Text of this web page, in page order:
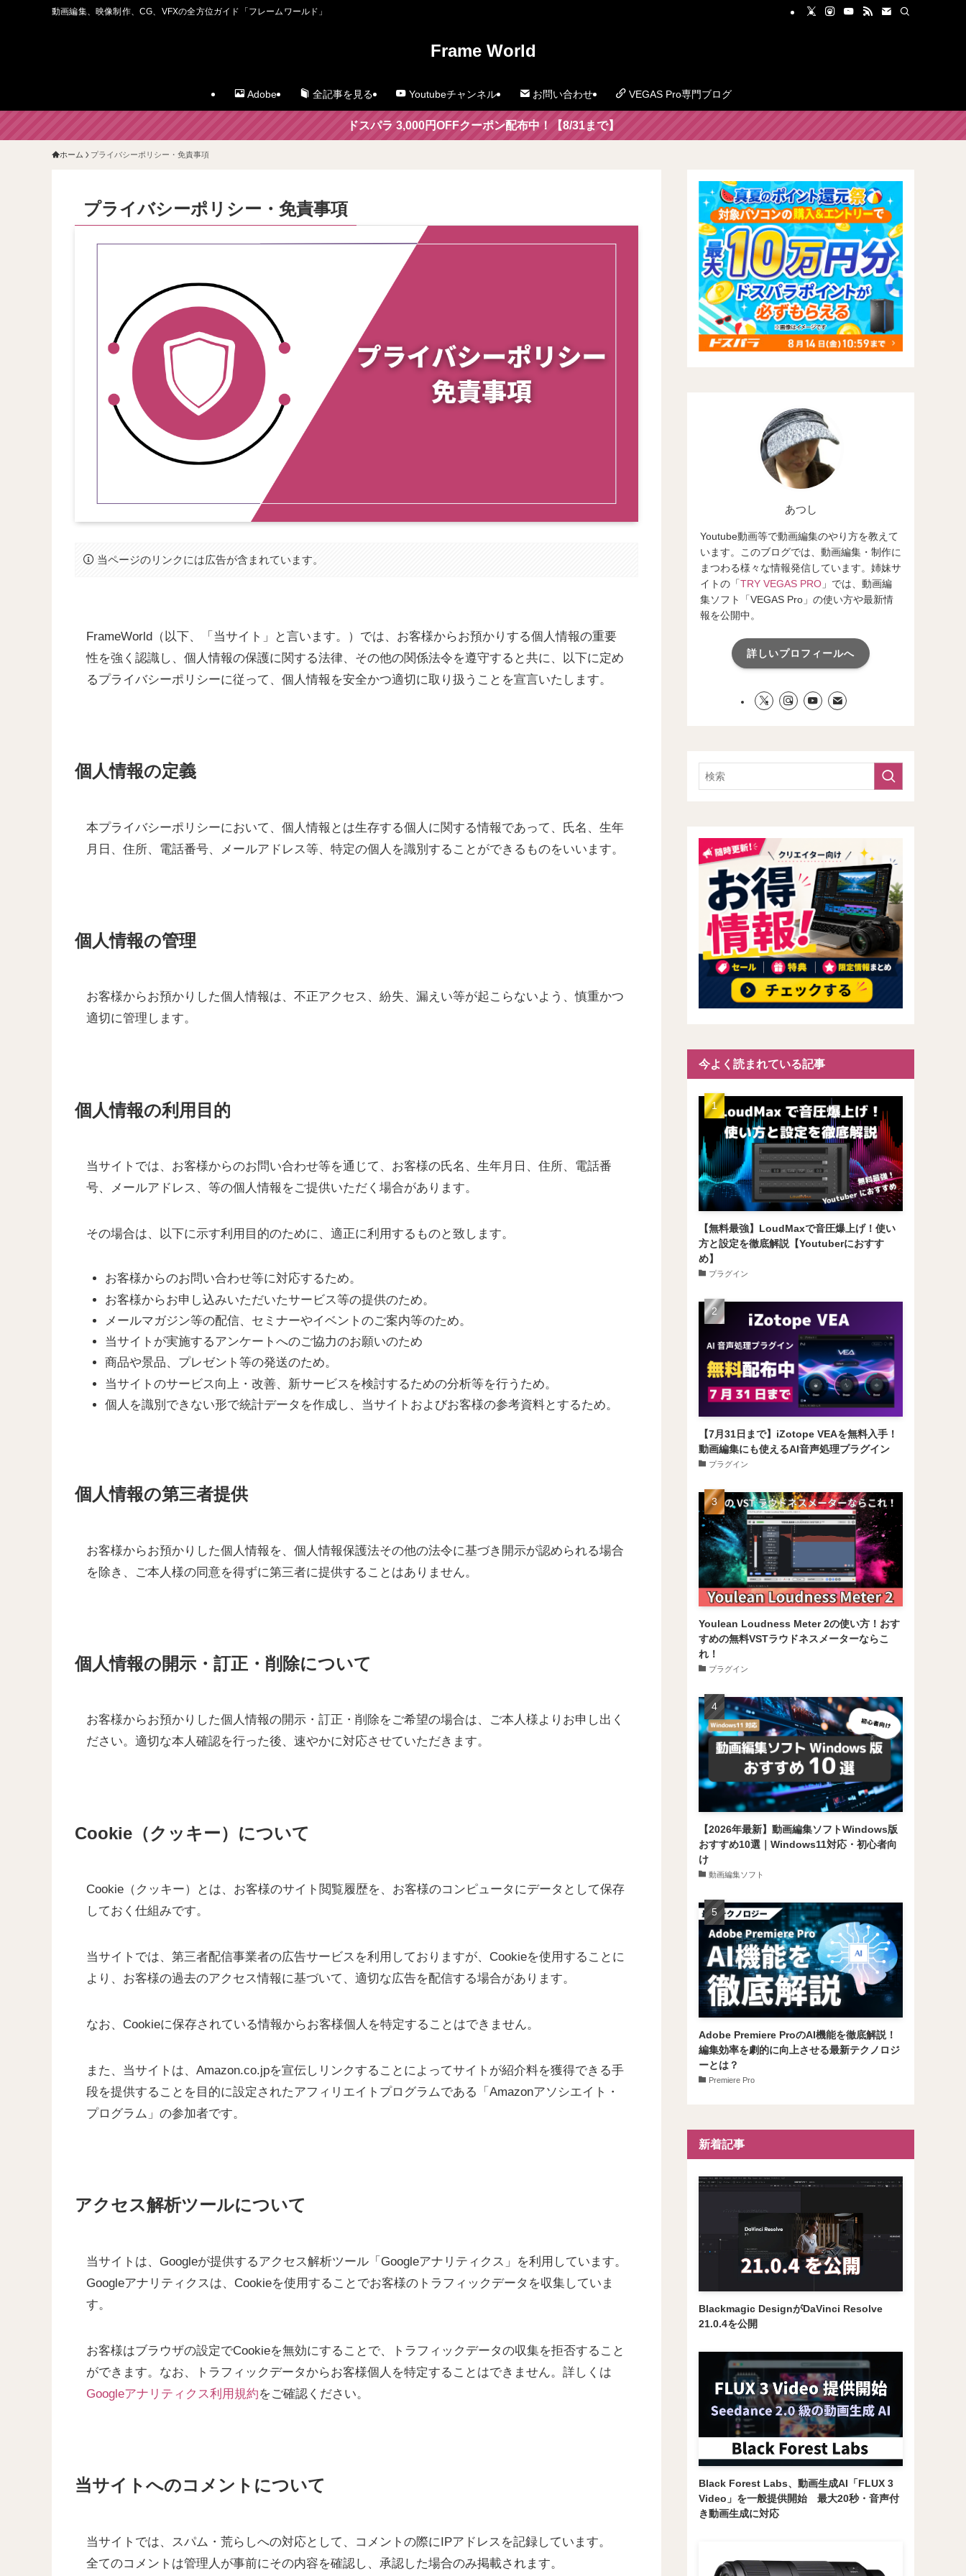
動画編集、映像制作、CG、VFXの全方位ガイド「フレームワールド」
Frame World
Adobe 全記事を見る Youtubeチャンネル お問い合わせ VEGAS Pro専門ブログ
ドスパラ 3,000円OFFクーポン配布中！【8/31まで】
ホーム プライバシーポリシー・免責事項
プライバシーポリシー・免責事項
当ページのリンクには広告が含まれています。
FrameWorld（以下、「当サイト」と言います。）では、お客様からお預かりする個人情報の重要
性を強く認識し、個人情報の保護に関する法律、その他の関係法令を遵守すると共に、以下に定め
るプライバシーポリシーに従って、個人情報を安全かつ適切に取り扱うことを宣言いたします。
個人情報の定義
本プライバシーポリシーにおいて、個人情報とは生存する個人に関する情報であって、氏名、生年
月日、住所、電話番号、メールアドレス等、特定の個人を識別することができるものをいいます。
個人情報の管理
お客様からお預かりした個人情報は、不正アクセス、紛失、漏えい等が起こらないよう、慎重かつ
適切に管理します。
個人情報の利用目的
当サイトでは、お客様からのお問い合わせ等を通じて、お客様の氏名、生年月日、住所、電話番
号、メールアドレス、等の個人情報をご提供いただく場合があります。
その場合は、以下に示す利用目的のために、適正に利用するものと致します。
お客様からのお問い合わせ等に対応するため。
お客様からお申し込みいただいたサービス等の提供のため。
メールマガジン等の配信、セミナーやイベントのご案内等のため。
当サイトが実施するアンケートへのご協力のお願いのため
商品や景品、プレゼント等の発送のため。
当サイトのサービス向上・改善、新サービスを検討するための分析等を行うため。
個人を識別できない形で統計データを作成し、当サイトおよびお客様の参考資料とするため。
個人情報の第三者提供
お客様からお預かりした個人情報を、個人情報保護法その他の法令に基づき開示が認められる場合
を除き、ご本人様の同意を得ずに第三者に提供することはありません。
個人情報の開示・訂正・削除について
お客様からお預かりした個人情報の開示・訂正・削除をご希望の場合は、ご本人様よりお申し出く
ださい。適切な本人確認を行った後、速やかに対応させていただきます。
Cookie（クッキー）について
Cookie（クッキー）とは、お客様のサイト閲覧履歴を、お客様のコンピュータにデータとして保存
しておく仕組みです。
当サイトでは、第三者配信事業者の広告サービスを利用しておりますが、Cookieを使用することに
より、お客様の過去のアクセス情報に基づいて、適切な広告を配信する場合があります。
なお、Cookieに保存されている情報からお客様個人を特定することはできません。
また、当サイトは、Amazon.co.jpを宣伝しリンクすることによってサイトが紹介料を獲得できる手
段を提供することを目的に設定されたアフィリエイトプログラムである「Amazonアソシエイト・
プログラム」の参加者です。
アクセス解析ツールについて
当サイトは、Googleが提供するアクセス解析ツール「Googleアナリティクス」を利用しています。
Googleアナリティクスは、Cookieを使用することでお客様のトラフィックデータを収集していま
す。
お客様はブラウザの設定でCookieを無効にすることで、トラフィックデータの収集を拒否すること
ができます。なお、トラフィックデータからお客様個人を特定することはできません。詳しくは
Googleアナリティクス利用規約をご確認ください。
当サイトへのコメントについて
当サイトでは、スパム・荒らしへの対応として、コメントの際にIPアドレスを記録しています。
全てのコメントは管理人が事前にその内容を確認し、承認した場合のみ掲載されます。
あつし
Youtube動画等で動画編集のやり方を教えて
います。このブログでは、動画編集・制作に
まつわる様々な情報発信しています。姉妹サ
イトの「TRY VEGAS PRO 」では、動画編
集ソフト「VEGAS Pro」の使い方や最新情
報を公開中。
詳しいプロフィールへ
今よく読まれている記事
【無料最強】LoudMaxで音圧爆上げ！使い
方と設定を徹底解説【Youtuberにおすす
め】
プラグイン
【7月31日まで】iZotope VEAを無料入手！
動画編集にも使えるAI音声処理プラグイン
プラグイン
Youlean Loudness Meter 2の使い方！おす
すめの無料VSTラウドネスメーターならこ
れ！
プラグイン
【2026年最新】動画編集ソフトWindows版
おすすめ10選｜Windows11対応・初心者向
け
動画編集ソフト
Adobe Premiere ProのAI機能を徹底解説！
編集効率を劇的に向上させる最新テクノロジ
ーとは？
Premiere Pro
新着記事
Blackmagic DesignがDaVinci Resolve
21.0.4を公開
Black Forest Labs、動画生成AI「FLUX 3
Video」を一般提供開始 最大20秒・音声付
き動画生成に対応